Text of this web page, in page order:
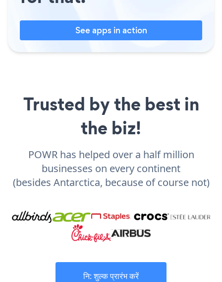
See apps in action
Trusted by the best in
the biz!
POWR has helped over a half million
businesses on every continent
(besides Antarctica, because of course not)
नि: शुल्क प्रारंभ करें